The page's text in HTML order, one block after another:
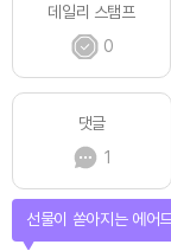
데일리 스탬프
0
댓글
1
퀴즈풀고 선물 받자!